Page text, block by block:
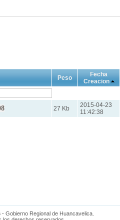
Peso
Fecha
Creacion
27 Kb
2015-04-23
11:42:38
Gobierno Regional de Huancavelica.